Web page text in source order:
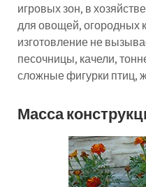
игровых зон, в
для овощей, огородных
изготовление не
песочницы, качели,
сложные фигурки птиц,
Масса